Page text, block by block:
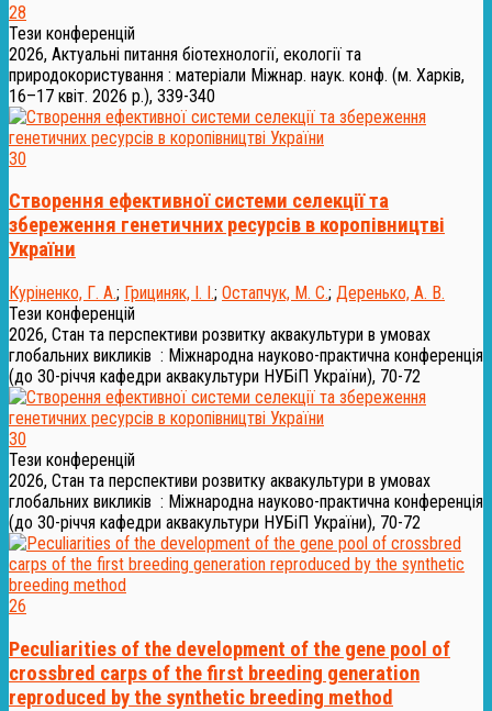
28
Тези конференцій
2026, Актуальні питання біотехнології, екології та
природокористування : матеріали Міжнар. наук. конф. (м. Харків,
16–17 квіт. 2026 р.), 339-340
30
Створення ефективної системи селекції та
збереження генетичних ресурсів в коропівництві
України
Куріненко, Г. А.; Грициняк, І. І.; Остапчук, М. С.; Деренько, А. В.
Тези конференцій
2026, Стан та перспективи розвитку аквакультури в умовах
глобальних викликів : Міжнародна науково-практична конференція
(до 30-річчя кафедри аквакультури НУБіП України), 70-72
30
Тези конференцій
2026, Стан та перспективи розвитку аквакультури в умовах
глобальних викликів : Міжнародна науково-практична конференція
(до 30-річчя кафедри аквакультури НУБіП України), 70-72
26
Peculiarities of the development of the gene pool of
crossbred carps of the first breeding generation
reproduced by the synthetic breeding method